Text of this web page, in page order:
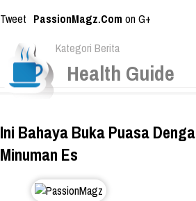
Tweet PassionMagz.Com on G+
Kategori Berita
Health Guide
Ini Bahaya Buka Puasa
Minuman Es